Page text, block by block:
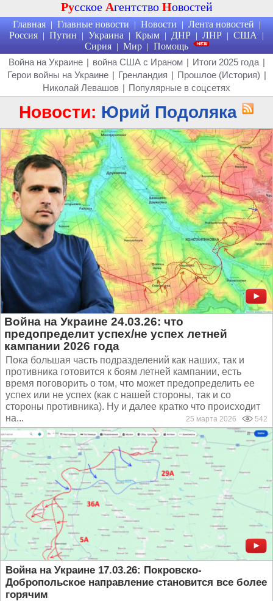
Русское Агентство Новостей
Главная | Главные новости | Новости | Лента новостей |
Россия | Путин | Украина | Крым | ДНР | ЛНР | США |
Сирия | Мир | Помощь
Война на Украине | война США с Ираном | Итоги 2025 года |
Герои войны на Украине | Гренландия | Прошлое (История) |
Николай Левашов | Популярные в соцсетях
Новости: Юрий Подоляка
Война на Украине 24.03.26: что
предопределит успех/не успех летней
кампании 2026 года
Пока большая часть подразделений как наших, так и
противника готовится к боям летней кампании, есть
время поговорить о том, что может предопределить ее
успех или не успех (как с нашей стороны, так и со
стороны противника). Ну и далее кратко что происходит
на...
25 марта 2026 542
Война на Украине 17.03.26: Покровско-
Добропольское направление становится все более
горячим